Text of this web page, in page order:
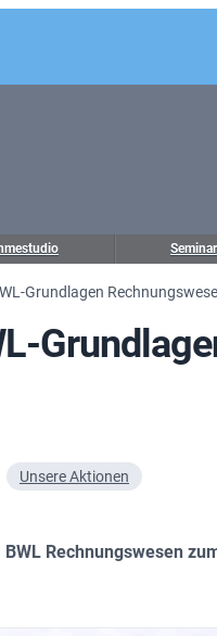
Grundlagen
Unsere Aktionen
Rechnungswesen